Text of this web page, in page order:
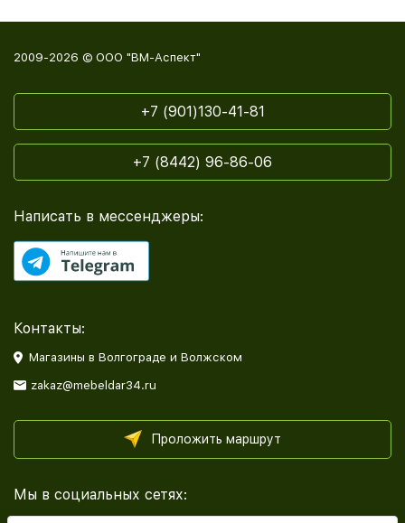
2009-2026 © ООО "ВМ-Аспект"
+7 (901)130-41-81
+7 (8442) 96-86-06
Написать в мессенджеры:
Контакты:
Магазины в Волгограде и Волжском
zakaz@mebeldar34.ru
Проложить маршрут
Мы в социальных сетях: